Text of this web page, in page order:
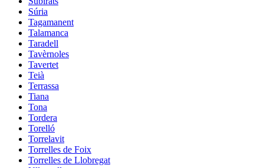
Súria
Tagamanent
Talamanca
Taradell
Tavèrnoles
Tavertet
Teià
Terrassa
Tiana
Tona
Tordera
Torelló
Torrelavit
Torrelles de Foix
Torrelles de Llobregat